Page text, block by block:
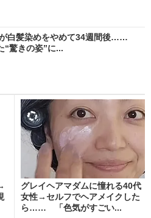
が白髪染めをやめて34週間後……
“驚きの姿”に...
グレイヘアマダムに憧れる40代
女性→セルフでヘアメイクした
ら…… 「色気がすごい...